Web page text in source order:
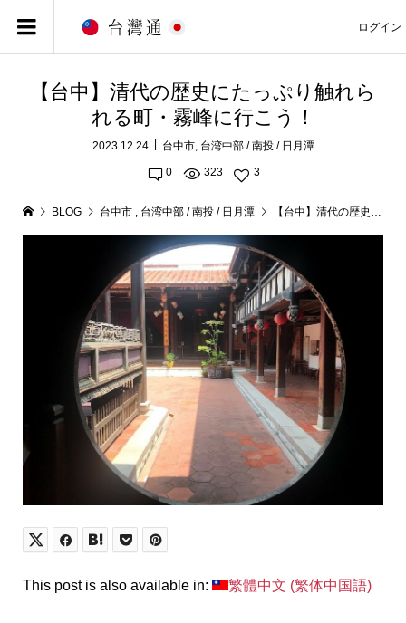
ログイン
【台中】清代の歴史にたっぷり触れら
れる町・霧峰に行こう！
2023.12.24 台中市, 台湾中部 / 南投 / 日月潭
0 323 3
BLOG 台中市 , 台湾中部 / 南投 / 日月潭 【台中】清代の歴史にたっぷり触れられる町・霧峰に行こう！
This post is also available in: 繁體中文 (繁体中国語)